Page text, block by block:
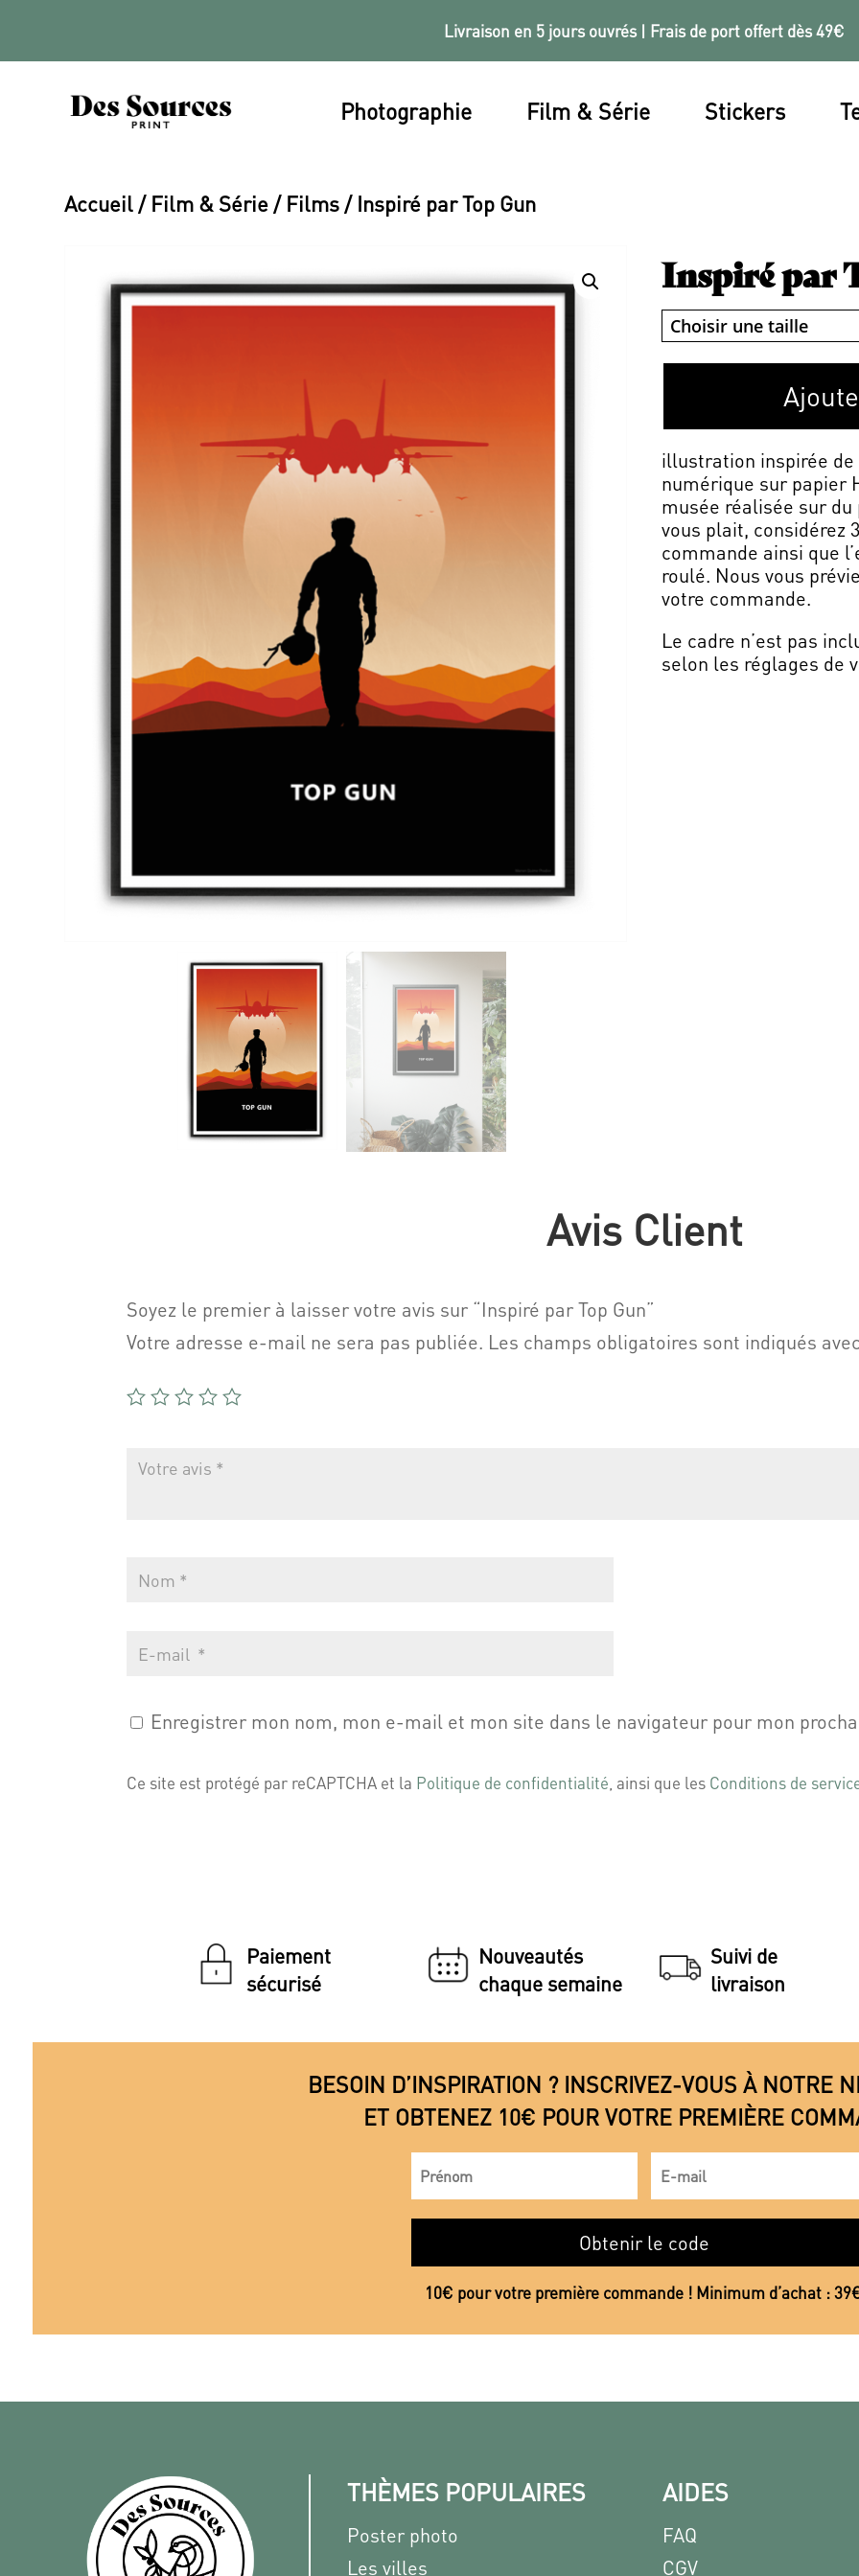
Livraison en 5 jours ouvrés | Frais de port offert dès 49€
Photographie Film & Série Stickers
Accueil / Film & Série / Films / Inspiré par Top Gun
Inspiré par
illustration inspirée de
numérique sur papier
musée réalisée sur du
vous plait, considérez
commande ainsi que
roulé. Nous vous
votre commande.
Le cadre n’est pas
selon les réglages de
Avis Client
Soyez le premier à laisser votre avis sur “Inspiré par Top Gun”
Votre adresse e-mail ne sera pas publiée. Les champs obligatoires sont indiqués
Enregistrer mon nom, mon e-mail et mon site dans le navigateur pour mon
Ce site est protégé par reCAPTCHA et la Politique de confidentialité , ainsi que les Conditions de
Paiement
sécurisé
Nouveautés
chaque semaine
Suivi de
livraison
BESOIN D’INSPIRATION ? INSCRIVEZ-VOUS À NOTRE
ET OBTENEZ 10€ POUR VOTRE PREMIÈRE
Obtenir le code
10€ pour votre première commande ! Minimum d’achat :
THÈMES POPULAIRES
Poster photo
Les villes
AIDES
FAQ
CGV